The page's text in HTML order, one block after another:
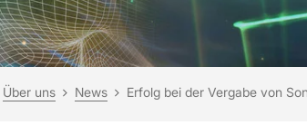
hier:
Über uns News Erfolg bei der Vergabe von